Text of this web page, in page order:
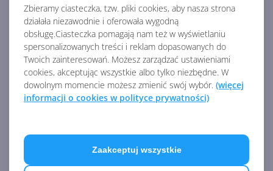
Zbieramy ciasteczka, tzw. pliki cookies, aby nasza strona
działała niezawodnie i oferowała wygodną
obsługę.Ciasteczka pomagają nam też w wyświetlaniu
spersonalizowanych treści i reklam dopasowanych do
Twoich zainteresowań. Możesz zarządzać ustawieniami
cookies, akceptując wszystkie albo tylko niezbędne. W
dowolnym momencie możesz zmienić swój wybór. (więcej
informacji o cookies w polityce prywatności)
Zaakceptuj wszystkie
sprzed epoki Myspace'a
Niesamowity ekran
logowania w Windows
Longhorn. Tak miała
wyglądać Vista!
Tak wyglądał prototyp Aero w
Windows Longhorn z 2003